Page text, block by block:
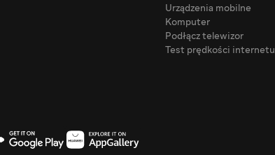
Urządzenia mobilne
Komputer
Podłącz telewizor
Test prędkości internetu